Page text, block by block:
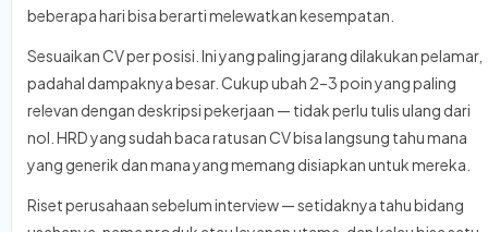
beberapa hari bisa berarti melewatkan kesempatan.
Sesuaikan CV per posisi. Ini yang paling jarang dilakukan pelamar,
padahal dampaknya besar. Cukup ubah 2–3 poin yang paling
relevan dengan deskripsi pekerjaan — tidak perlu tulis ulang dari
nol. HRD yang sudah baca ratusan CV bisa langsung tahu mana
yang generik dan mana yang memang disiapkan untuk mereka.
Riset perusahaan sebelum interview — setidaknya tahu bidang